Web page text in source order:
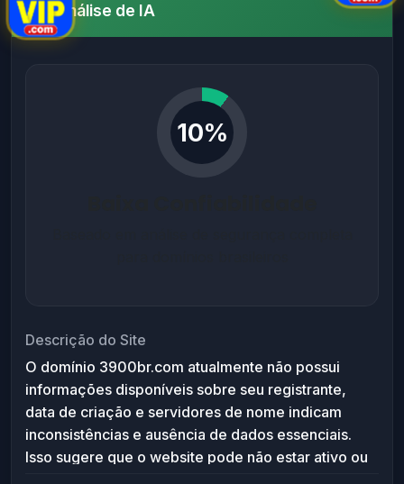
Análise de IA
10%
Descrição do Site
O domínio 3900br.com atualmente não possui
informações disponíveis sobre seu registrante,
data de criação e servidores de nome indicam
inconsistências e ausência de dados essenciais.
Isso sugere que o website pode não estar ativo ou